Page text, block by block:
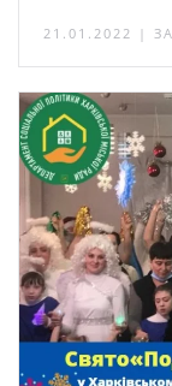
21.01.2022 |